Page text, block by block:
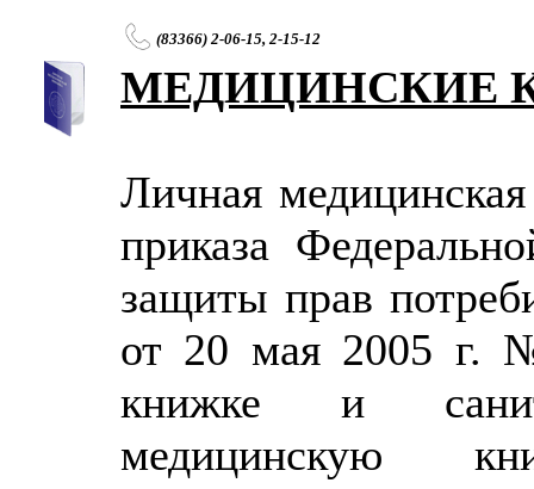
(83366) 2-06-15, 2-15-12
МЕДИЦИНСКИЕ
Личная
приказа
защиты прав
от 20 мая 2005 г.
книжке и
медицинскую